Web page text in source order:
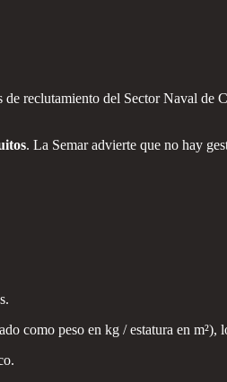
reclutamiento del Sector Naval de
. La Semar advierte que no hay
como peso en kg / estatura en